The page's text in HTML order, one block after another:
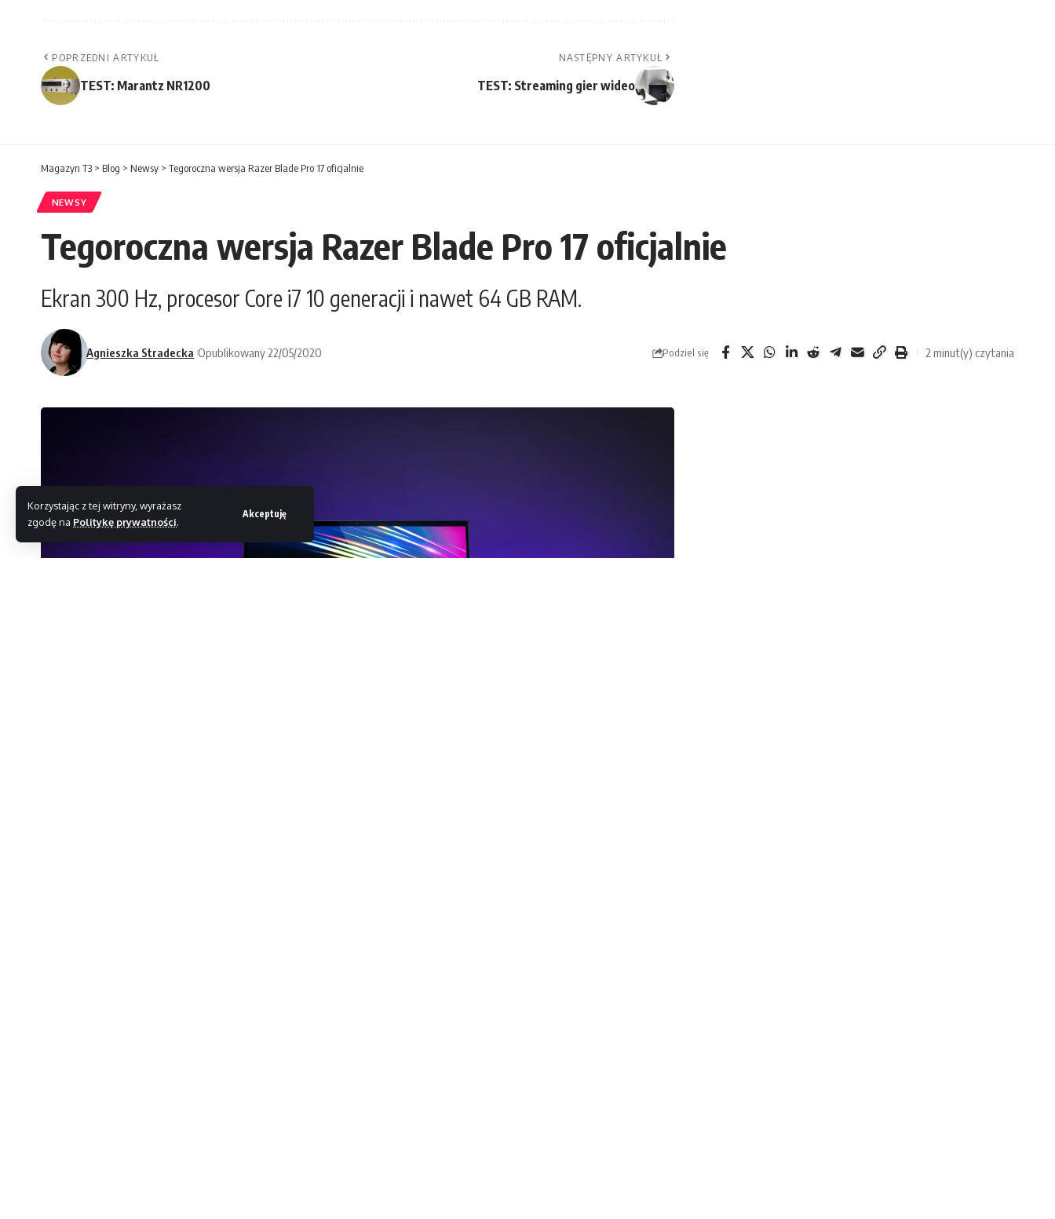
Korzystając z tej witryny, wyrażasz
zgodę na Politykę prywatności.
Akceptuję
POPRZEDNI ARTYKUŁ
TEST: Marantz NR1200
NASTĘPNY ARTYKUŁ
TEST: Streaming gier wideo
Magazyn T3 > Blog > Newsy > Tegoroczna wersja Razer Blade Pro 17 oficjalnie
NEWSY
Tegoroczna wersja Razer Blade Pro 17 oficjalnie
Ekran 300 Hz, procesor Core i7 10 generacji i nawet 64 GB RAM.
Agnieszka Stradecka Opublikowany 22/05/2020 Podziel się 2 minut(y) czytania